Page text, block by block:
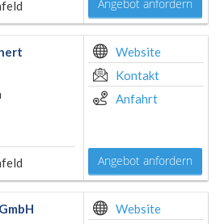
Angebot anfordern
Website
Kontakt
Anfahrt
Angebot anfordern
Website